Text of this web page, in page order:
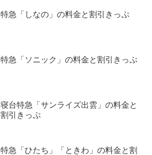
特急「しなの」の料金と割引きっぷ
特急「ソニック」の料金と割引きっぷ
寝台特急「サンライズ出雲」の料金と
割引きっぷ
特急「ひたち」「ときわ」の料金と割